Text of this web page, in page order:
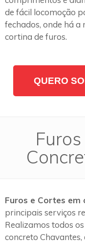
de fácil locomoção
fechados, onde há a
cortina de furos.
QUERO
Furos e Cortes em
principais serviços
Realizamos todos
concreto